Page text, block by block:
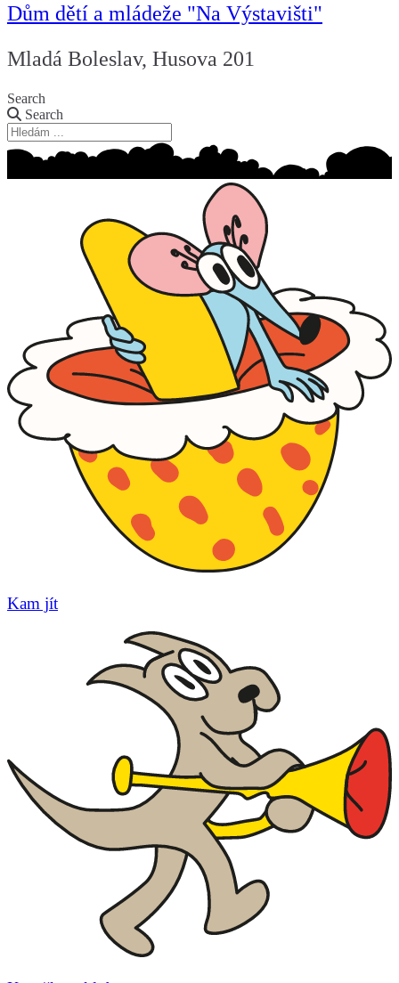
Dům dětí a mládeže "Na Výstavišti"
Mladá Boleslav, Husova 201
Search
Search
Kam jít